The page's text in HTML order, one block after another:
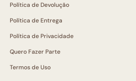
Política de Devolução
Política de Entrega
Política de Privacidade
Quero Fazer Parte
Termos de Uso